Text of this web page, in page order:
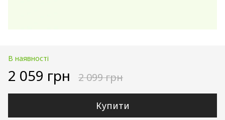
В наявності
2 059 грн 2 099 грн
Купити